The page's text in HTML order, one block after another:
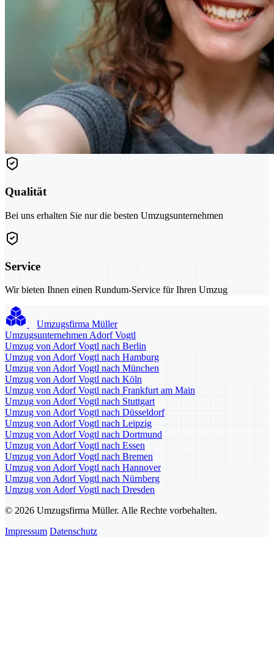
Qualität
Bei uns erhalten Sie nur die besten Umzugsunternehmen
Service
Wir bieten Ihnen einen Rundum-Service für Ihren Umzug
Umzugsfirma Müller
Umzugsunternehmen Adorf Vogtl
Umzug von Adorf Vogtl nach Berlin
Umzug von Adorf Vogtl nach Hamburg
Umzug von Adorf Vogtl nach München
Umzug von Adorf Vogtl nach Köln
Umzug von Adorf Vogtl nach Frankfurt am Main
Umzug von Adorf Vogtl nach Stuttgart
Umzug von Adorf Vogtl nach Düsseldorf
Umzug von Adorf Vogtl nach Leipzig
Umzug von Adorf Vogtl nach Dortmund
Umzug von Adorf Vogtl nach Essen
Umzug von Adorf Vogtl nach Bremen
Umzug von Adorf Vogtl nach Hannover
Umzug von Adorf Vogtl nach Nürnberg
Umzug von Adorf Vogtl nach Dresden
© 2026 Umzugsfirma Müller. Alle Rechte vorbehalten.
Impressum Datenschutz